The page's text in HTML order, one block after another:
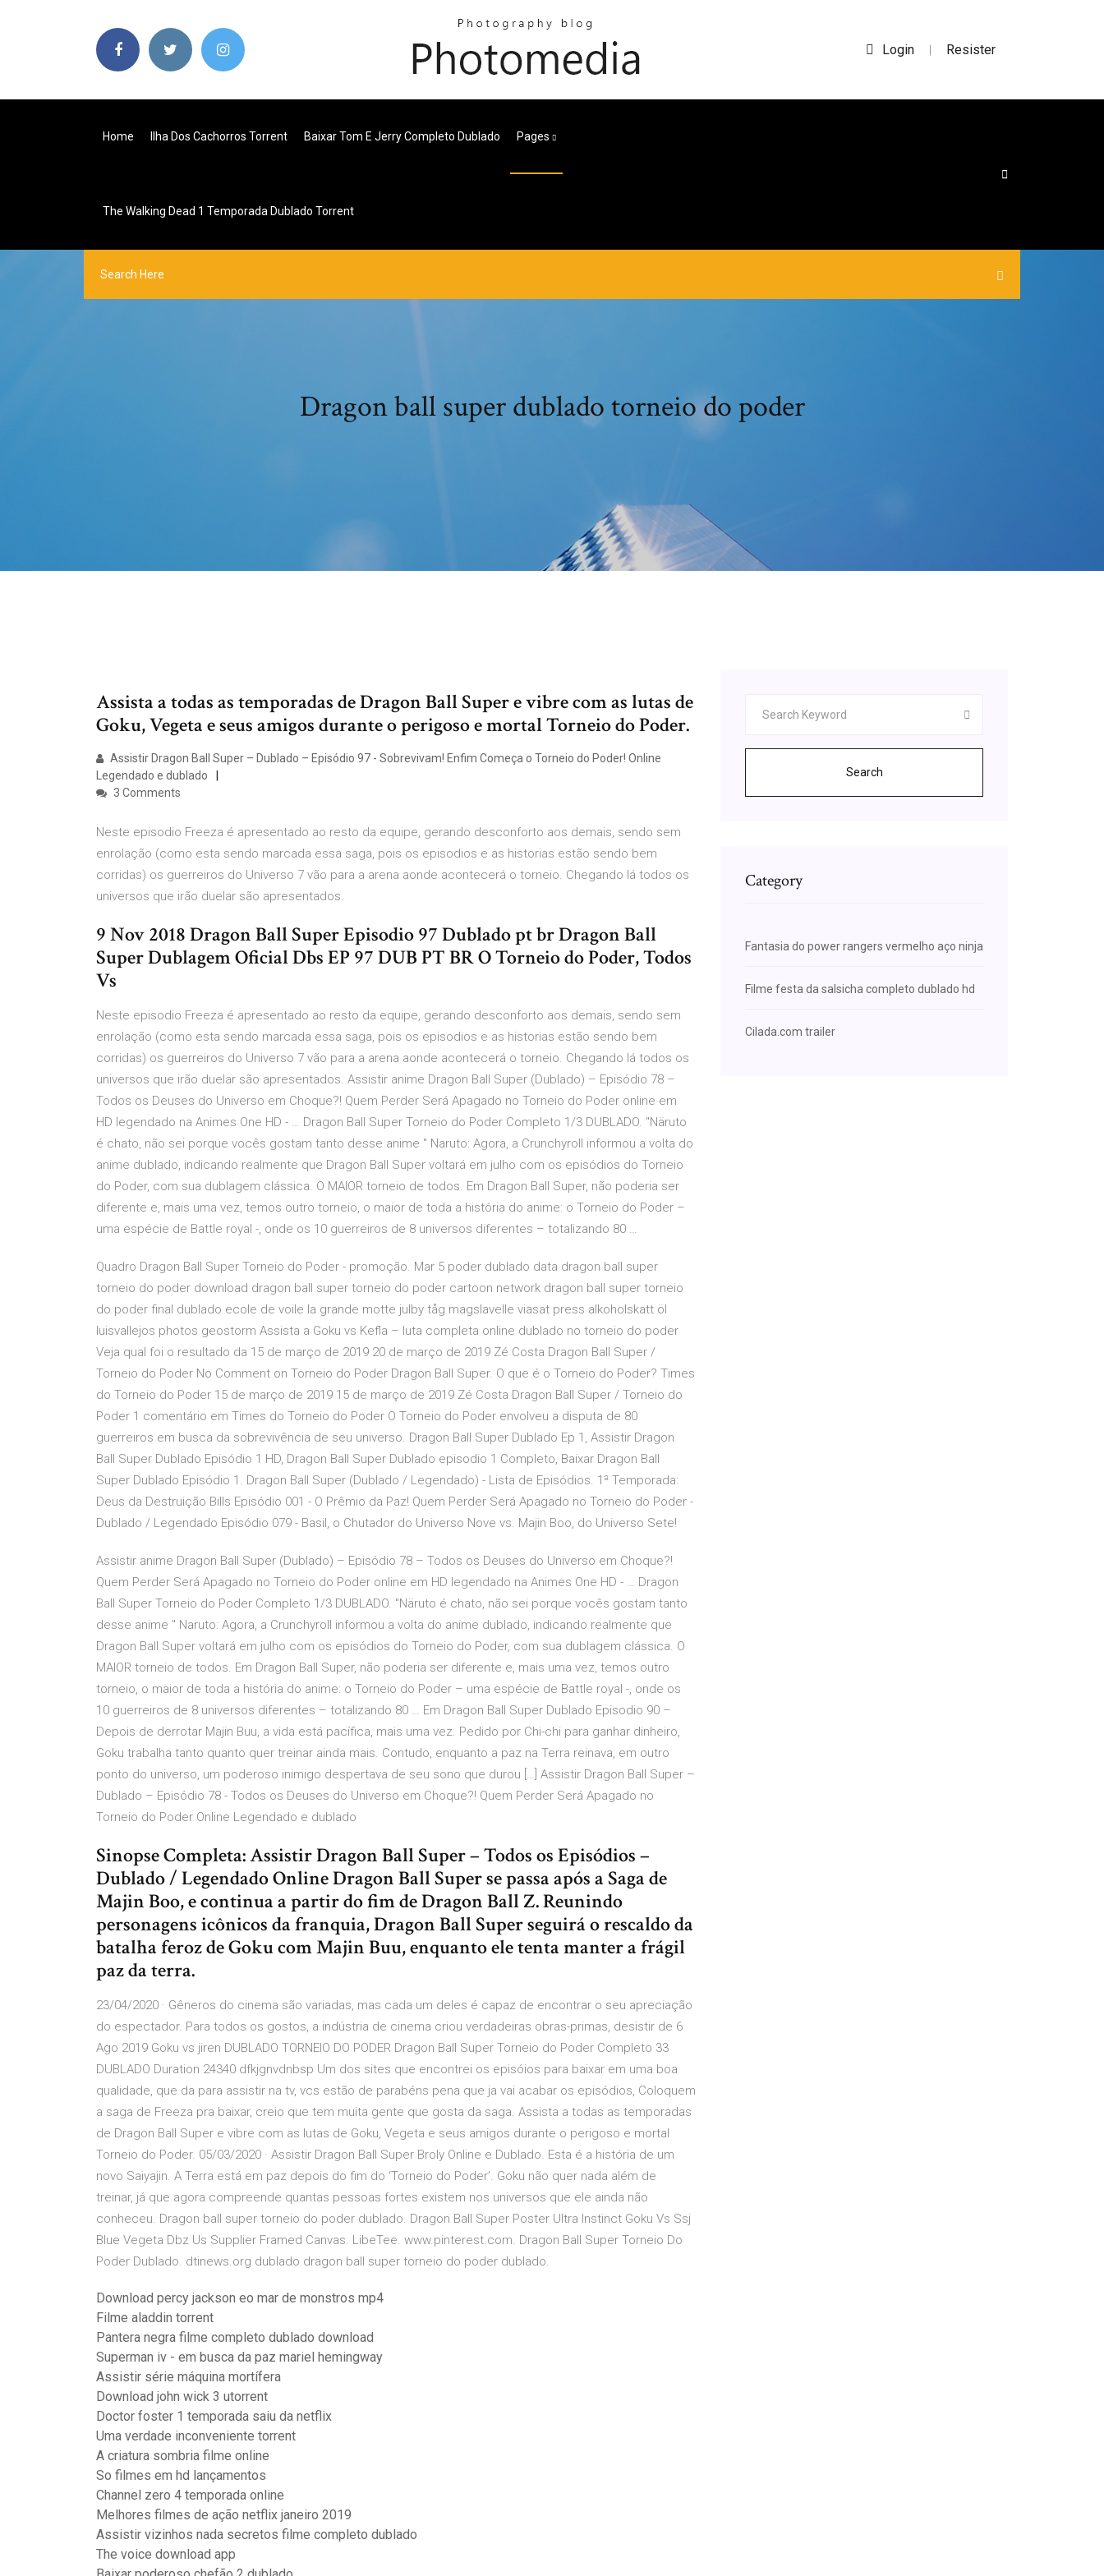
Login | Resister
Home Ilha Dos Cachorros Torrent Baixar Tom E Jerry Completo Dublado Pages
The Walking Dead 1 Temporada Dublado Torrent
Dragon ball super dublado torneio do poder
Assista a todas as temporadas de Dragon Ball Super e vibre com as lutas de
Goku, Vegeta e seus amigos durante o perigoso e mortal Torneio do Poder.
Assistir Dragon Ball Super – Dublado – Episódio 97 - Sobrevivam! Enfim Começa o Torneio do Poder! Online
Legendado e dublado
3 Comments
Neste episodio Freeza é apresentado ao resto da equipe, gerando desconforto aos demais, sendo sem
enrolação (como esta sendo marcada essa saga, pois os episodios e as historias estão sendo bem
corridas) os guerreiros do Universo 7 vão para a arena aonde acontecerá o torneio. Chegando lá todos os
universos que irão duelar são apresentados.
9 Nov 2018 Dragon Ball Super Episodio 97 Dublado pt br Dragon Ball
Super Dublagem Oficial Dbs EP 97 DUB PT BR O Torneio do Poder, Todos
Vs
Neste episodio Freeza é apresentado ao resto da equipe, gerando desconforto aos demais, sendo sem
enrolação (como esta sendo marcada essa saga, pois os episodios e as historias estão sendo bem
corridas) os guerreiros do Universo 7 vão para a arena aonde acontecerá o torneio. Chegando lá todos os
universos que irão duelar são apresentados. Assistir anime Dragon Ball Super (Dublado) – Episódio 78 –
Todos os Deuses do Universo em Choque?! Quem Perder Será Apagado no Torneio do Poder online em
HD legendado na Animes One HD - … Dragon Ball Super Torneio do Poder Completo 1/3 DUBLADO. "Näruto
é chato, não sei porque vocês gostam tanto desse anime " Naruto: Agora, a Crunchyroll informou a volta do
anime dublado, indicando realmente que Dragon Ball Super voltará em julho com os episódios do Torneio
do Poder, com sua dublagem clássica. O MAIOR torneio de todos. Em Dragon Ball Super, não poderia ser
diferente e, mais uma vez, temos outro torneio, o maior de toda a história do anime: o Torneio do Poder –
uma espécie de Battle royal -, onde os 10 guerreiros de 8 universos diferentes – totalizando 80 …
Quadro Dragon Ball Super Torneio do Poder - promoção. Mar 5 poder dublado data dragon ball super
torneio do poder download dragon ball super torneio do poder cartoon network dragon ball super torneio
do poder final dublado ecole de voile la grande motte julby tåg magslavelle viasat press alkoholskatt öl
luisvallejos photos geostorm Assista a Goku vs Kefla – luta completa online dublado no torneio do poder
Veja qual foi o resultado da 15 de março de 2019 20 de março de 2019 Zé Costa Dragon Ball Super /
Torneio do Poder No Comment on Torneio do Poder Dragon Ball Super. O que é o Torneio do Poder? Times
do Torneio do Poder 15 de março de 2019 15 de março de 2019 Zé Costa Dragon Ball Super / Torneio do
Poder 1 comentário em Times do Torneio do Poder O Torneio do Poder envolveu a disputa de 80
guerreiros em busca da sobrevivência de seu universo. Dragon Ball Super Dublado Ep 1, Assistir Dragon
Ball Super Dublado Episódio 1 HD, Dragon Ball Super Dublado episodio 1 Completo, Baixar Dragon Ball
Super Dublado Episódio 1. Dragon Ball Super (Dublado / Legendado) - Lista de Episódios. 1ª Temporada:
Deus da Destruição Bills Episódio 001 - O Prêmio da Paz! Quem Perder Será Apagado no Torneio do Poder -
Dublado / Legendado Episódio 079 - Basil, o Chutador do Universo Nove vs. Majin Boo, do Universo Sete!
Assistir anime Dragon Ball Super (Dublado) – Episódio 78 – Todos os Deuses do Universo em Choque?!
Quem Perder Será Apagado no Torneio do Poder online em HD legendado na Animes One HD - … Dragon
Ball Super Torneio do Poder Completo 1/3 DUBLADO. "Näruto é chato, não sei porque vocês gostam tanto
desse anime " Naruto: Agora, a Crunchyroll informou a volta do anime dublado, indicando realmente que
Dragon Ball Super voltará em julho com os episódios do Torneio do Poder, com sua dublagem clássica. O
MAIOR torneio de todos. Em Dragon Ball Super, não poderia ser diferente e, mais uma vez, temos outro
torneio, o maior de toda a história do anime: o Torneio do Poder – uma espécie de Battle royal -, onde os
10 guerreiros de 8 universos diferentes – totalizando 80 … Em Dragon Ball Super Dublado Episodio 90 –
Depois de derrotar Majin Buu, a vida está pacífica, mais uma vez. Pedido por Chi-chi para ganhar dinheiro,
Goku trabalha tanto quanto quer treinar ainda mais. Contudo, enquanto a paz na Terra reinava, em outro
ponto do universo, um poderoso inimigo despertava de seu sono que durou […] Assistir Dragon Ball Super –
Dublado – Episódio 78 - Todos os Deuses do Universo em Choque?! Quem Perder Será Apagado no
Torneio do Poder Online Legendado e dublado
Sinopse Completa: Assistir Dragon Ball Super – Todos os Episódios –
Dublado / Legendado Online Dragon Ball Super se passa após a Saga de
Majin Boo, e continua a partir do fim de Dragon Ball Z. Reunindo
personagens icônicos da franquia, Dragon Ball Super seguirá o rescaldo da
batalha feroz de Goku com Majin Buu, enquanto ele tenta manter a frágil
paz da terra.
23/04/2020 · Gêneros do cinema são variadas, mas cada um deles é capaz de encontrar o seu apreciação
do espectador. Para todos os gostos, a indústria de cinema criou verdadeiras obras-primas, desistir de 6
Ago 2019 Goku vs jiren DUBLADO TORNEIO DO PODER Dragon Ball Super Torneio do Poder Completo 33
DUBLADO Duration 24340 dfkjgnvdnbsp Um dos sites que encontrei os episóios para baixar em uma boa
qualidade, que da para assistir na tv, vcs estão de parabéns pena que ja vai acabar os episódios, Coloquem
a saga de Freeza pra baixar, creio que tem muita gente que gosta da saga. Assista a todas as temporadas
de Dragon Ball Super e vibre com as lutas de Goku, Vegeta e seus amigos durante o perigoso e mortal
Torneio do Poder. 05/03/2020 · Assistir Dragon Ball Super Broly Online e Dublado. Esta é a história de um
novo Saiyajin. A Terra está em paz depois do fim do ‘Torneio do Poder’. Goku não quer nada além de
treinar, já que agora compreende quantas pessoas fortes existem nos universos que ele ainda não
conheceu. Dragon ball super torneio do poder dublado. Dragon Ball Super Poster Ultra Instinct Goku Vs Ssj
Blue Vegeta Dbz Us Supplier Framed Canvas. LibeTee. www.pinterest.com. Dragon Ball Super Torneio Do
Poder Dublado. dtinews.org dublado dragon ball super torneio do poder dublado.
Download percy jackson eo mar de monstros mp4
Filme aladdin torrent
Pantera negra filme completo dublado download
Superman iv - em busca da paz mariel hemingway
Assistir série máquina mortífera
Download john wick 3 utorrent
Doctor foster 1 temporada saiu da netflix
Uma verdade inconveniente torrent
A criatura sombria filme online
So filmes em hd lançamentos
Channel zero 4 temporada online
Melhores filmes de ação netflix janeiro 2019
Assistir vizinhos nada secretos filme completo dublado
The voice download app
Search
Category
Fantasia do power rangers vermelho aço ninja
Filme festa da salsicha completo dublado hd
Cilada.com trailer